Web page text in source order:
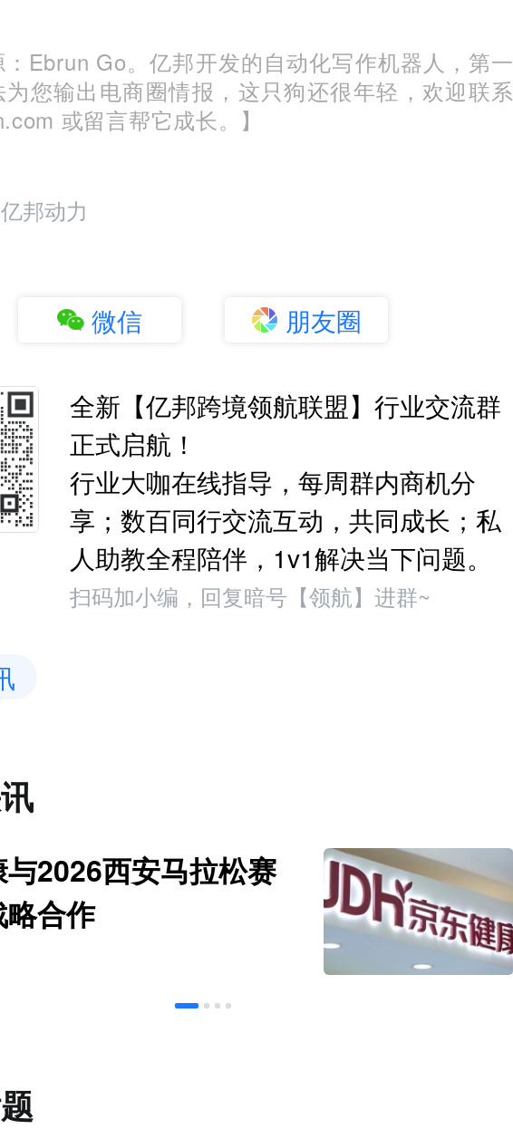
Ebrun Go。亿邦开发的自动化写作机器人，第一
您输出电商圈情报，这只狗还很年轻，欢迎联系
或留言帮它成长。】
邦动力
微信 朋友圈
全新【亿邦跨境领航联盟】行业交流群
正式启航！
行业大咖在线指导，每周群内商机分
享；数百同行交流互动，共同成长；私
人助教全程陪伴，1v1解决当下问题。
扫码加小编，回复暗号【领航】进群~
2026西安马拉松赛
合作